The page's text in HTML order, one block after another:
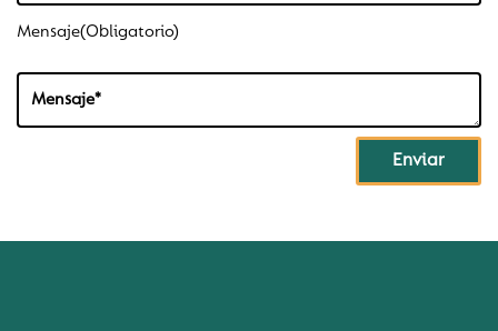
Mensaje(Obligatorio)